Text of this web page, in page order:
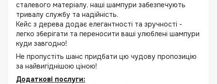
сталевого матеріалу, наші шампури забезпечують
тривалу службу та надійність.
Кейс з дерева додає елегантності та зручності -
легко зберігати та переносити ваші улюблені шампури
куди завгодно!
Не пропустіть шанс придбати цю чудову пропозицію
за найвигіднішою ціною!
Додаткові послуги: